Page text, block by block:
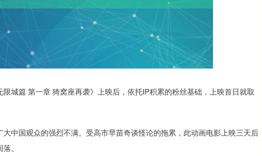
城篇 第一章 猗窝座再袭》上映后，依托IP积累的粉丝基础，上映首日就取
中国观众的强烈不满。受高市早苗奇谈怪论的拖累，此动画电影上映三天后
。